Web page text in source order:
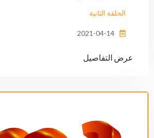
الحلقة الثانية
عرض التفاصيل